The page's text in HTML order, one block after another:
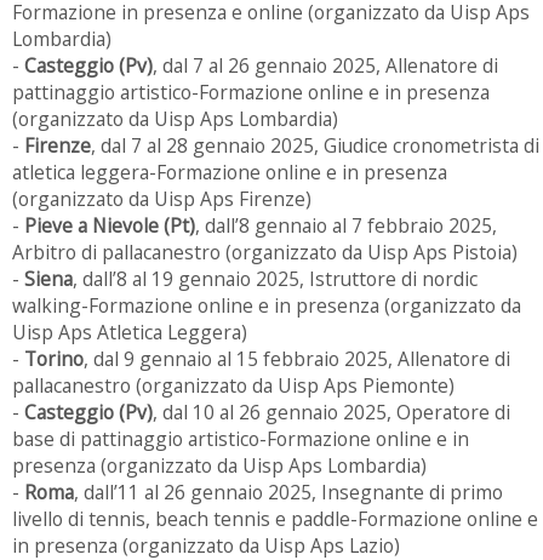
Formazione in presenza e online (organizzato da Uisp Aps
Lombardia)
- Casteggio (Pv), dal 7 al 26 gennaio 2025, Allenatore di
pattinaggio artistico-Formazione online e in presenza
(organizzato da Uisp Aps Lombardia)
- Firenze, dal 7 al 28 gennaio 2025, Giudice cronometrista di
atletica leggera-Formazione online e in presenza
(organizzato da Uisp Aps Firenze)
- Pieve a Nievole (Pt), dall’8 gennaio al 7 febbraio 2025,
Arbitro di pallacanestro (organizzato da Uisp Aps Pistoia)
- Siena, dall’8 al 19 gennaio 2025, Istruttore di nordic
walking-Formazione online e in presenza (organizzato da
Uisp Aps Atletica Leggera)
- Torino, dal 9 gennaio al 15 febbraio 2025, Allenatore di
pallacanestro (organizzato da Uisp Aps Piemonte)
- Casteggio (Pv), dal 10 al 26 gennaio 2025, Operatore di
base di pattinaggio artistico-Formazione online e in
presenza (organizzato da Uisp Aps Lombardia)
- Roma, dall’11 al 26 gennaio 2025, Insegnante di primo
livello di tennis, beach tennis e paddle-Formazione online e
in presenza (organizzato da Uisp Aps Lazio)